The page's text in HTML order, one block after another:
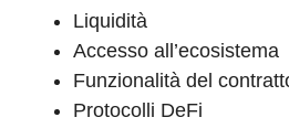
Liquidità
Accesso all’ecosistema
Funzionalità del
Protocolli DeFi